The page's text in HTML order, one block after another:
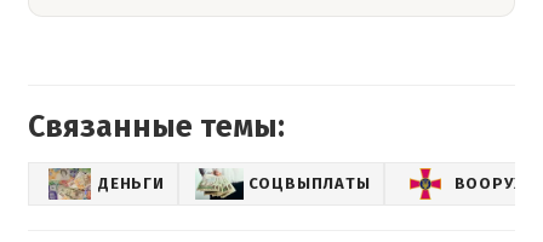
Связанные темы:
ДЕНЬГИ СОЦВЫПЛАТЫ